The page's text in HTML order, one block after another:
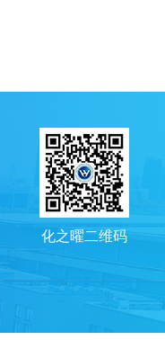
化之曜二维码